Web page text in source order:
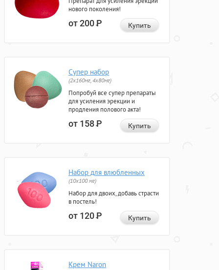
нового поколения!
от 200Р Купить
Супер набор
(2х160мг, 4х80мг)
Попробуй все супер препараты
для усиления эрекции и
продления полового акта!
от 158Р Купить
Набор для влюбленных
(10х100 мг)
Набор для двоих, добавь страсти
в постель!
от 120Р Купить
Крем Naron